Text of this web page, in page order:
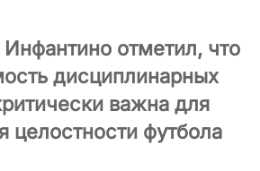
отметил, что
дисциплинарных
важна для
целостности футбола